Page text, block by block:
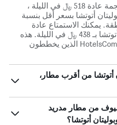
تكلف فنادق مدريد المصنفة 1 نجمة عادة 518 ﷼ في الليلة ،
أتوتشا بسعر أقل بنسبة
يمكنك الاستمتاع عادة
بالاقامة في إتش ميتروبوليتان أتوتشا بـ 438 ﷼ في الليلة. هذه
صفقة رائعة لمستخدمي HotelsCombined الذين يخططون
أتوتشا من أقرب مطار،
من مطار مدريد
أتوتشا؟